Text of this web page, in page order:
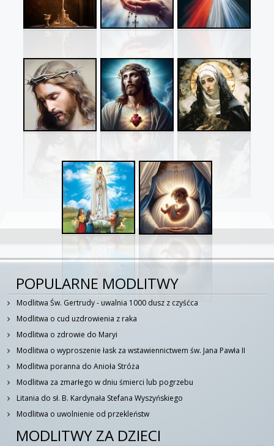
POPULARNE MODLITWY
Modlitwa Św. Gertrudy - uwalnia 1000 dusz z czyśćca
Modlitwa o cud uzdrowienia z raka
Modlitwa o zdrowie do Maryi
Modlitwa o wyproszenie łask za wstawiennictwem św. Jana Pawła II
Modlitwa poranna do Anioła Stróża
Modlitwa za zmarłego w dniu śmierci lub pogrzebu
Litania do sł. B. Kardynała Stefana Wyszyńskiego
Modlitwa o uwolnienie od przekleństw
MODLITWY ZA DZIECI